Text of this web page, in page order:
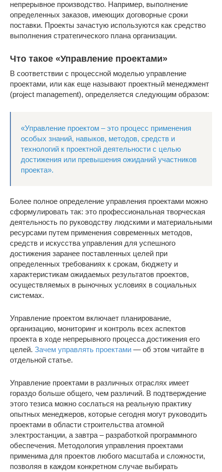
непрерывное производство. Например, выполнение
определенных заказов, имеющих договорные сроки
поставки. Проекты зачастую используются как средство
выполнения стратегического плана организации.
Что такое «Управление проектами»
В соответствии с процессной моделью управление
проектами, или как еще называют проектный менеджмент
(project management), определяется следующим образом:
«Управление проектом – это процесс применения
особых знаний, навыков, методов, средств и
технологий к проектной деятельности с целью
достижения или превышения ожиданий участников
проекта».
Более полное определение управления проектами можно
сформулировать так: это профессиональная творческая
деятельность по руководству людскими и материальными
ресурсами путем применения современных методов,
средств и искусства управления для успешного
достижения заранее поставленных целей при
определенных требованиях к срокам, бюджету и
характеристикам ожидаемых результатов проектов,
осуществляемых в рыночных условиях в социальных
системах.
Управление проектом включает планирование,
организацию, мониторинг и контроль всех аспектов
проекта в ходе непрерывного процесса достижения его
целей. Зачем управлять проектами — об этом читайте в
отдельной статье.
Управление проектами в различных отраслях имеет
гораздо больше общего, чем различий. В подтверждение
этого тезиса можно сослаться на реальную практику
опытных менеджеров, которые сегодня могут руководить
проектами в области строительства атомной
электростанции, а завтра – разработкой программного
обеспечения. Методология управления проектами
применима для проектов любого масштаба и сложности,
позволяя в каждом конкретном случае выбирать